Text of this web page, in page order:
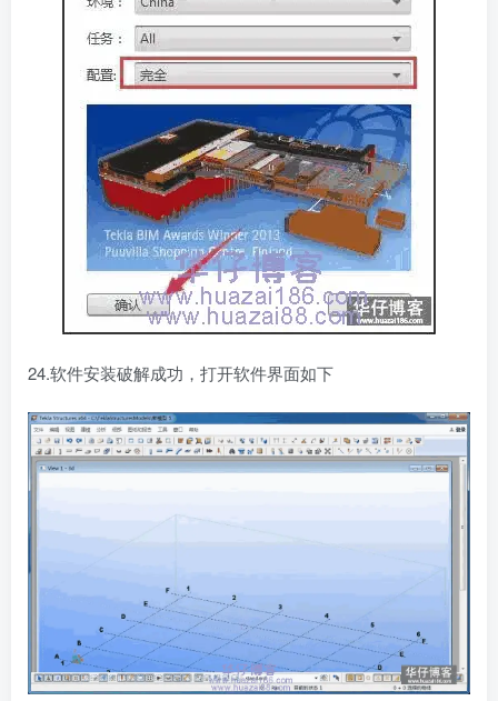
24.软件安装破解成功，打开软件界面如下